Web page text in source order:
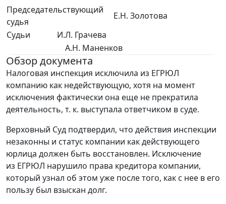
Председательствующий
судья
Е.Н. Золотова
Судьи
И.Л. Грачева
А.Н. Маненков
Обзор документа
Налоговая инспекция исключила из ЕГРЮЛ
компанию как недействующую, хотя на момент
исключения фактически она еще не прекратила
деятельность, т. к. выступала ответчиком в суде.
Верховный Суд подтвердил, что действия инспекции
незаконны и статус компании как действующего
юрлица должен быть восстановлен. Исключение
из ЕГРЮЛ нарушило права кредитора компании,
который узнал об этом уже после того, как с нее в его
пользу был взыскан долг.